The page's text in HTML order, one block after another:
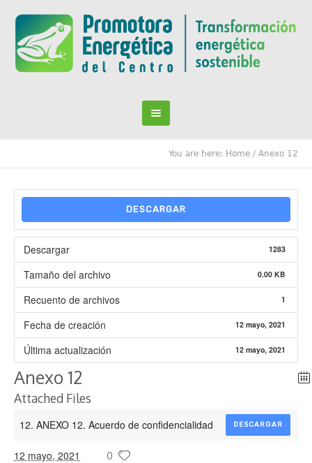
You are here: Home / Anexo 12
DESCARGAR
Descargar 1283
Tamaño del archivo 0.00 KB
Recuento de archivos 1
Fecha de creación 12 mayo, 2021
Última actualización 12 mayo, 2021
Anexo 12
Attached Files
12. ANEXO 12. Acuerdo de confidencialidad DESCARGAR
12 mayo, 2021 0